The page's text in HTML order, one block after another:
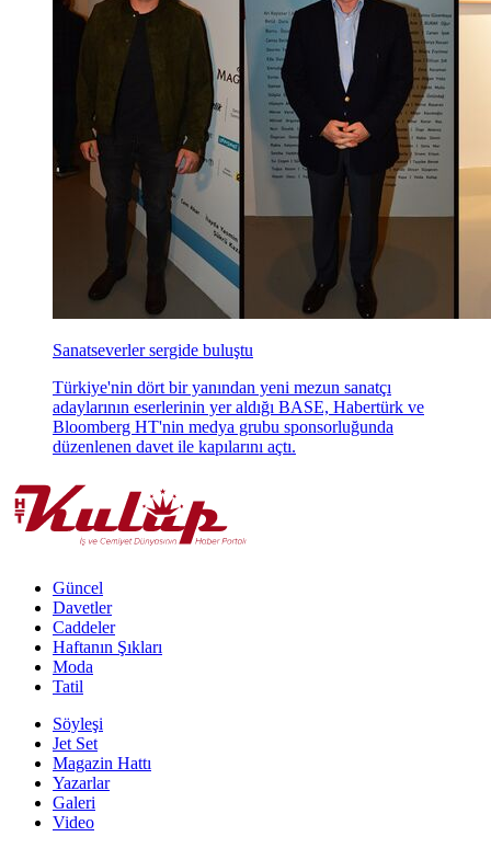
Sanatseverler sergide buluştu
Türkiye'nin dört bir yanından yeni mezun sanatçı
adaylarının eserlerinin yer aldığı BASE, Habertürk ve
Bloomberg HT'nin medya grubu sponsorluğunda
düzenlenen davet ile kapılarını açtı.
Güncel
Davetler
Caddeler
Haftanın Şıkları
Moda
Tatil
Söyleşi
Jet Set
Magazin Hattı
Yazarlar
Galeri
Video